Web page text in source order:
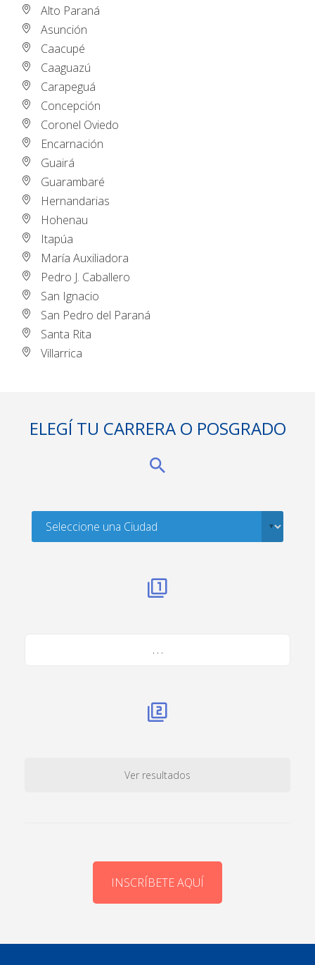
Alto Paraná
Asunción
Caacupé
Caaguazú
Carapeguá
Concepción
Coronel Oviedo
Encarnación
Guairá
Guarambaré
Hernandarias
Hohenau
Itapúa
María Auxiliadora
Pedro J. Caballero
San Ignacio
San Pedro del Paraná
Santa Rita
Villarrica
ELEGÍ TU CARRERA O POSGRADO
. . .
Ver resultados
INSCRÍBETE AQUÍ